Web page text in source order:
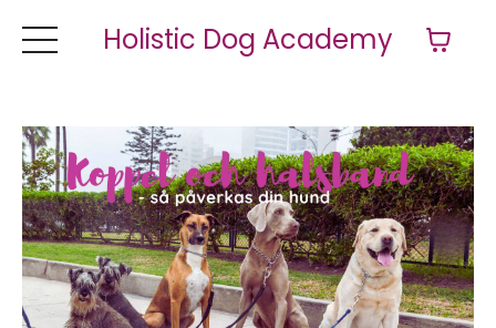
Holistic Dog Academy